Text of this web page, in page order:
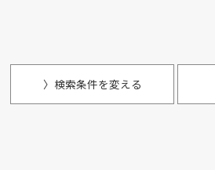
〉検索条件を変える